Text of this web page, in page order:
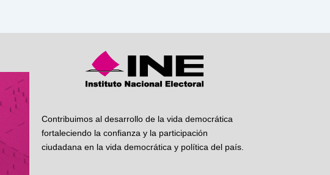
Contribuimos al desarrollo de la vida democrática
fortaleciendo la confianza y la participación
ciudadana en la vida democrática y política del país.